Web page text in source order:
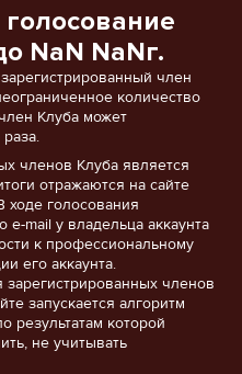
NaN NaNг.
член
количество
Клуба может
членов Клуба является
отражаются на сайте
ходе голосования
e-mail у владельца аккаунта
к профессиональному
его аккаунта.
членов
запускается алгоритм
результатам которой
не учитывать